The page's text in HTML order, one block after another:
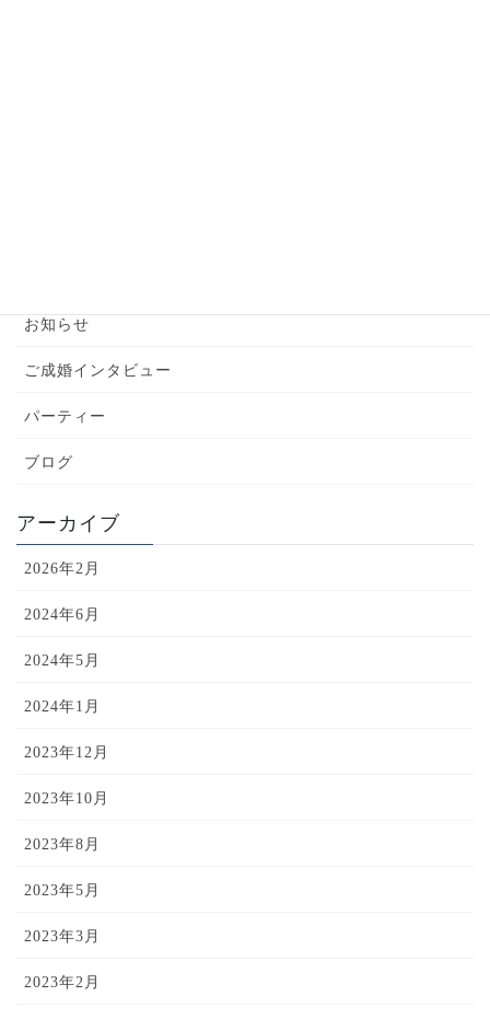
お知らせ
ご成婚インタビュー
パーティー
ブログ
アーカイブ
2026年2月
2024年6月
2024年5月
2024年1月
2023年12月
2023年10月
2023年8月
2023年5月
2023年3月
2023年2月